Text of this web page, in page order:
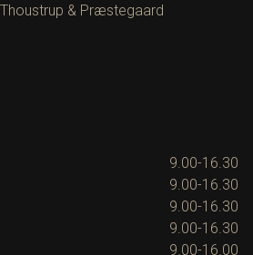
& Præstegaard
9.00-16.30
9.00-16.30
9.00-16.30
9.00-16.30
9.00-16.00